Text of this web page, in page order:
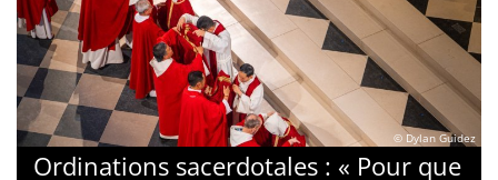
© Dylan Guidez
Ordinations sacerdotales : « Pour que